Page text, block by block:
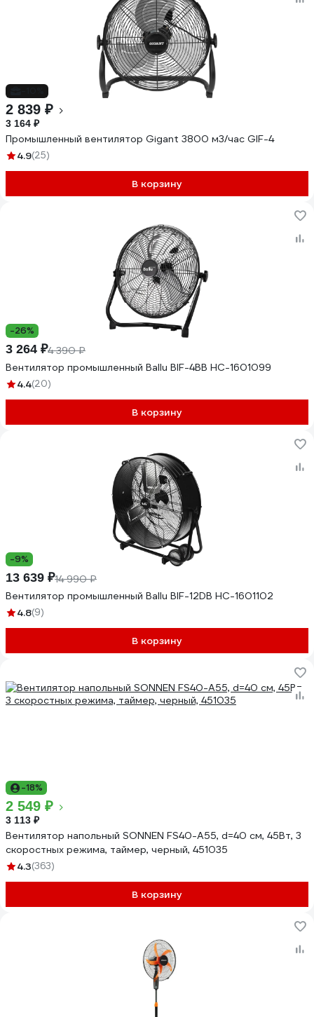
2 839 ₽
3 164 ₽
Промышленный вентилятор Gigant 3800 м3/час GIF-4
4.9(25)
В корзину
-26%
3 264 ₽4 390 ₽
Вентилятор промышленный Ballu BIF-4BB НС-1601099
4.4(20)
В корзину
-9%
13 639 ₽14 990 ₽
Вентилятор промышленный Ballu BIF-12DB НС-1601102
4.8(9)
В корзину
-18%
2 549 ₽
3 113 ₽
Вентилятор напольный SONNEN FS40-A55, d=40 см, 45Вт, 3
скоростных режима, таймер, черный, 451035
4.3(363)
В корзину